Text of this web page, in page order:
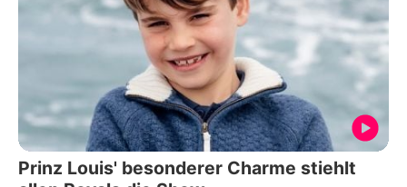
Prinz Louis' besonderer Charme stiehlt